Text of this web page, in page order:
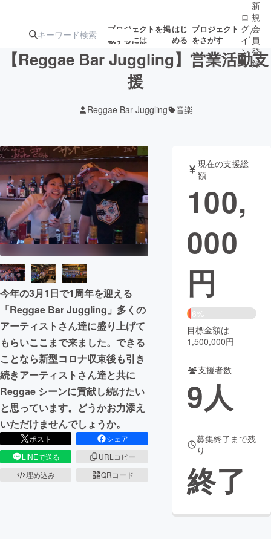
プロジェクトを掲
載するには
はじ
める
プロジェクト
をさがす
ジェクト
募集終了が近いプ
ロジェクト
アート・写真 音楽
テクノロジー・ガジェット ゲーム・サ
映像・映画
ビジネス・起業
まちづくり・地域活性化
CAMPFIRE for Social Good
CAMPFIRE Creation
CAMPFIREふるさと納税machi-ya コミュニティ
ロ
グ
イ
ン
/
新
規
会
員
登
録
【Reggae Bar Juggling】営業活動支
援
Reggae Bar Juggling 音楽
今年の3月1日で1周年を迎える
「Reggae Bar Juggling」多くの
アーティストさん達に盛り上げて
もらいここまで来ました。できる
ことなら新型コロナ収束後も引き
続きアーティストさん達と共に
Reggae シーンに貢献し続けたい
と思っています。どうかお力添え
いただけませんでしょうか。
ポスト
シェア
LINEで送る
URLコピー
埋め込み
QRコード
現在の支援総
額
100,
000
円
6%
目標金額は
1,500,000円
支援者数
9人
募集終了まで残
り
終了